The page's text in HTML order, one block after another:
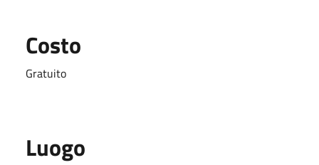
Costo
Gratuito
Luogo